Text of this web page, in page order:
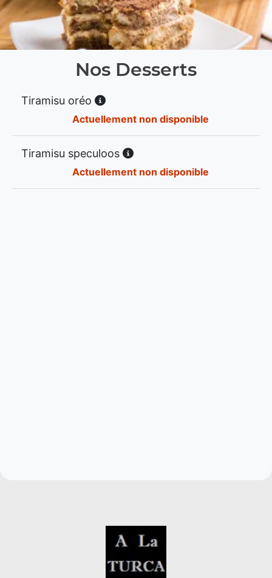
Nos Desserts
Tiramisu oréo
Actuellement non disponible
Tiramisu speculoos
Actuellement non disponible